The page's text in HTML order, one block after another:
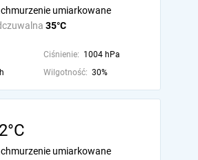
35°C
umiarkowane
Ciśnienie: 1004 hPa
Wilgotność: 30%
umiarkowane